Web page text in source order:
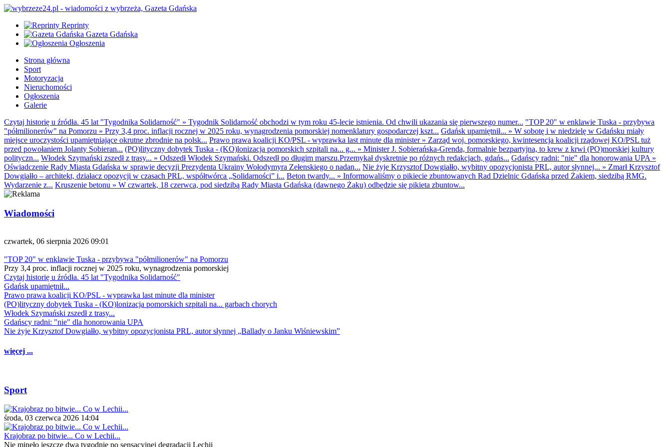
Reprinty
Gazeta Gdańska
Ogłoszenia
Strona główna
Sport
Motoryzacja
Nieruchomości
Ogłoszenia
Galerie
Czytaj historię u źródła. 45 lat "Tygodnika Solidarność" » Tygodnik Solidarność obchodzi w tym roku 45-lecie istnienia. Od chwili ukazania się pierwszego numer... "TOP 20" w enklawie Tuska - przybywa
"półmilionerów" na Pomorzu » Przy 3,4 proc. inflacji rocznej w 2025 roku, wynagrodzenia pomorskiej nomenklatury gospodarczej kszt... Gdańsk upamiętnił... » W sobotę i w niedzielę w Gdańsku miały
miejsce uroczystości upamiętniające okrutne zbrodnie na polsk... Prawo prawa koalicji KO/PSL - wyprawka last minute dla minister» Zarząd woj. pomorskiego, kwintesencja koalicji rządowej KO/PSL tuż
przed powołaniem Jolanty Sobieran... (PO)lityczny dobytek Tuska - (KO)lonizacja pomorskich szpitali na... g... » Minister J. Sobierańska-Grenda, formalnie bezpartyjna, to krew z krwi (PO)morskiej kultury
polityczn... Włodek Szymański zszedł z trasy... » Odszedł Włodek Szymański. Odszedł po długim marszu.Przemykał dyskretnie po różnych redakcjach, gdańs... Gdańscy radni: "nie" dla honorowania UPA »
Oświadczenie Rady Miasta Gdańska w sprawie decyzji Prezydenta Ukrainy Wołodymyra Zełenskiego o nadan... Nie żyje Krzysztof Dowgiałło, wybitny opozycjonista PRL, autor słynnej... » Zmarł Krzysztof
Dowgiałło – architekt, działacz opozycji w czasach PRL, współtwórca „Solidarności” i... Beton twardy... » Informowaliśmy o pikiecie zbuntowanych Rad Dzielnic Gdańska przed Żakiem, siedzibą RMG.
Wydarzenie z... Kruszenie betonu » W czwartek, 18 czerwca, pod siedzibą Rady Miasta Gdańska (dawnego Żaku) odbędzie się pikieta zbuntow...
Wiadomości
czwartek, 06 sierpnia 2026 09:01
"TOP 20" w enklawie Tuska - przybywa "półmilionerów" na Pomorzu
Przy 3,4 proc. inflacji rocznej w 2025 roku, wynagrodzenia pomorskiej
Czytaj historię u źródła. 45 lat "Tygodnika Solidarność"
Gdańsk upamiętnił...
Prawo prawa koalicji KO/PSL - wyprawka last minute dla minister
(PO)lityczny dobytek Tuska - (KO)lonizacja pomorskich szpitali na... garbach chorych
Włodek Szymański zszedł z trasy...
Gdańscy radni: "nie" dla honorowania UPA
Nie żyje Krzysztof Dowgiałło, wybitny opozycjonista PRL, autor słynnej „Ballady o Janku Wiśniewskim”
więcej ...
Sport
środa, 03 czerwca 2026 14:04
Krajobraz po bitwie... Co w Lechii...
Nie minęło jeszcze dwa tygodnie po sensacyjnej degradacji Lechii